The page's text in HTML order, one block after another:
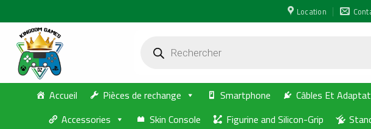
au
contenu
Location
produits
Accueil Pièces de rechange Smartphone Câbles Et
Accessories
Skin Console Figurine and Silicon-Grip